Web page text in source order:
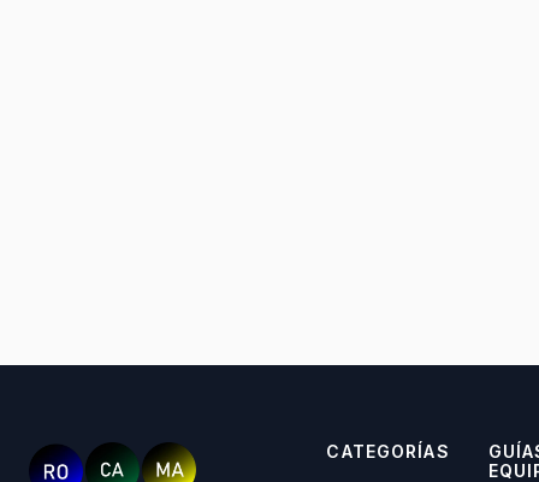
CATEGORÍAS